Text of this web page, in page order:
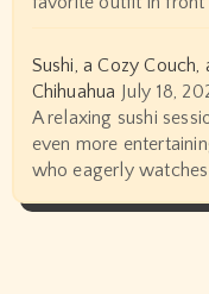
Sushi, a Cozy
Chihuahua July 18,
A relaxing sushi
even more
who eagerly